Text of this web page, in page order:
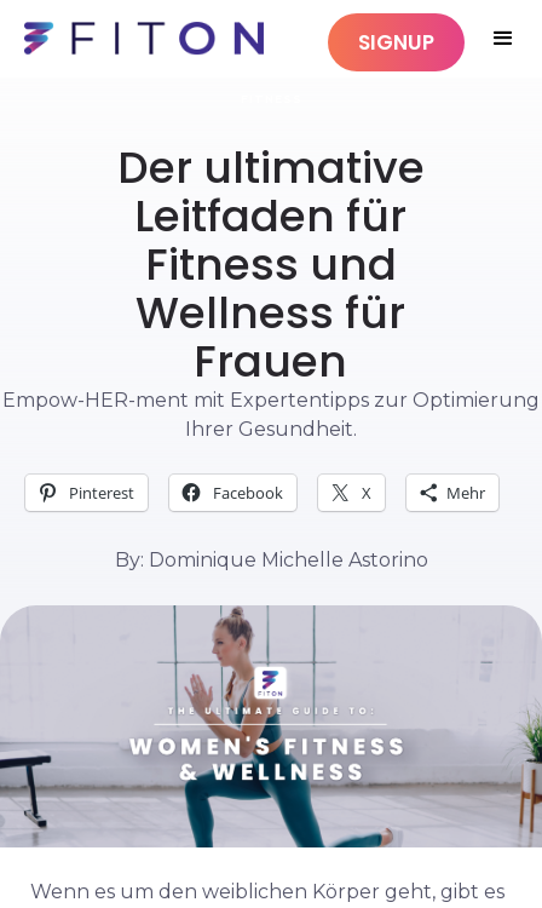
SIGNUP
Der ultimative
Leitfaden für
Fitness und
Wellness für
Frauen
Empow-HER-ment mit Expertentipps zur Optimierung
Ihrer Gesundheit.
Pinterest Facebook X Mehr
By: Dominique Michelle Astorino
Wenn es um den weiblichen Körper geht, gibt es